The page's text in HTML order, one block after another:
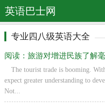
英语巴士网
专业四八级英语大全
阅读：旅游对增进民族了解
The tourist trade is booming.
expect greater understanding to
Not...